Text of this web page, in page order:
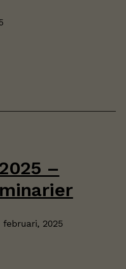
–
februari, 2025